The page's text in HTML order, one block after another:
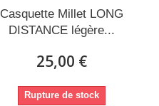
Casquette Millet LONG
DISTANCE légère...
25,00 €
Rupture de stock